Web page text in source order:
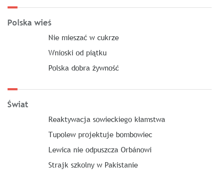
Polska wieś
Nie mieszać w cukrze
Wnioski od piątku
Polska dobra żywność
Świat
Reaktywacja sowieckiego kłamstwa
Tupolew projektuje bombowiec
Lewica nie odpuszcza Orbánowi
Strajk szkolny w Pakistanie